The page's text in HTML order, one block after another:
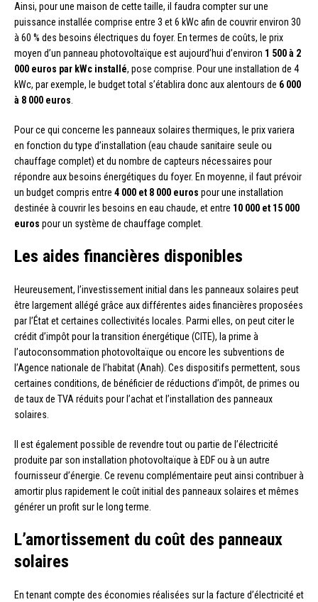
Ainsi, pour une maison de cette taille, il faudra compter sur une
puissance installée comprise entre 3 et 6 kWc afin de couvrir environ 30
à 60 % des besoins électriques du foyer. En termes de coûts, le prix
moyen d’un panneau photovoltaïque est aujourd’hui d’environ 1 500 à 2
000 euros par kWc installé, pose comprise. Pour une installation de 4
kWc, par exemple, le budget total s’établira donc aux alentours de 6 000
à 8 000 euros.
Pour ce qui concerne les panneaux solaires thermiques, le prix variera
en fonction du type d’installation (eau chaude sanitaire seule ou
chauffage complet) et du nombre de capteurs nécessaires pour
répondre aux besoins énergétiques du foyer. En moyenne, il faut prévoir
un budget compris entre 4 000 et 8 000 euros pour une installation
destinée à couvrir les besoins en eau chaude, et entre 10 000 et 15 000
euros pour un système de chauffage complet.
Les aides financières disponibles
Heureusement, l’investissement initial dans les panneaux solaires peut
être largement allégé grâce aux différentes aides financières proposées
par l’État et certaines collectivités locales. Parmi elles, on peut citer le
crédit d’impôt pour la transition énergétique (CITE), la prime à
l’autoconsommation photovoltaïque ou encore les subventions de
l’Agence nationale de l’habitat (Anah). Ces dispositifs permettent, sous
certaines conditions, de bénéficier de réductions d’impôt, de primes ou
de taux de TVA réduits pour l’achat et l’installation des panneaux
solaires.
Il est également possible de revendre tout ou partie de l’électricité
produite par son installation photovoltaïque à EDF ou à un autre
fournisseur d’énergie. Ce revenu complémentaire peut ainsi contribuer à
amortir plus rapidement le coût initial des panneaux solaires et mêmes
générer un profit sur le long terme.
L’amortissement du coût des panneaux
solaires
En tenant compte des économies réalisées sur la facture d’électricité et